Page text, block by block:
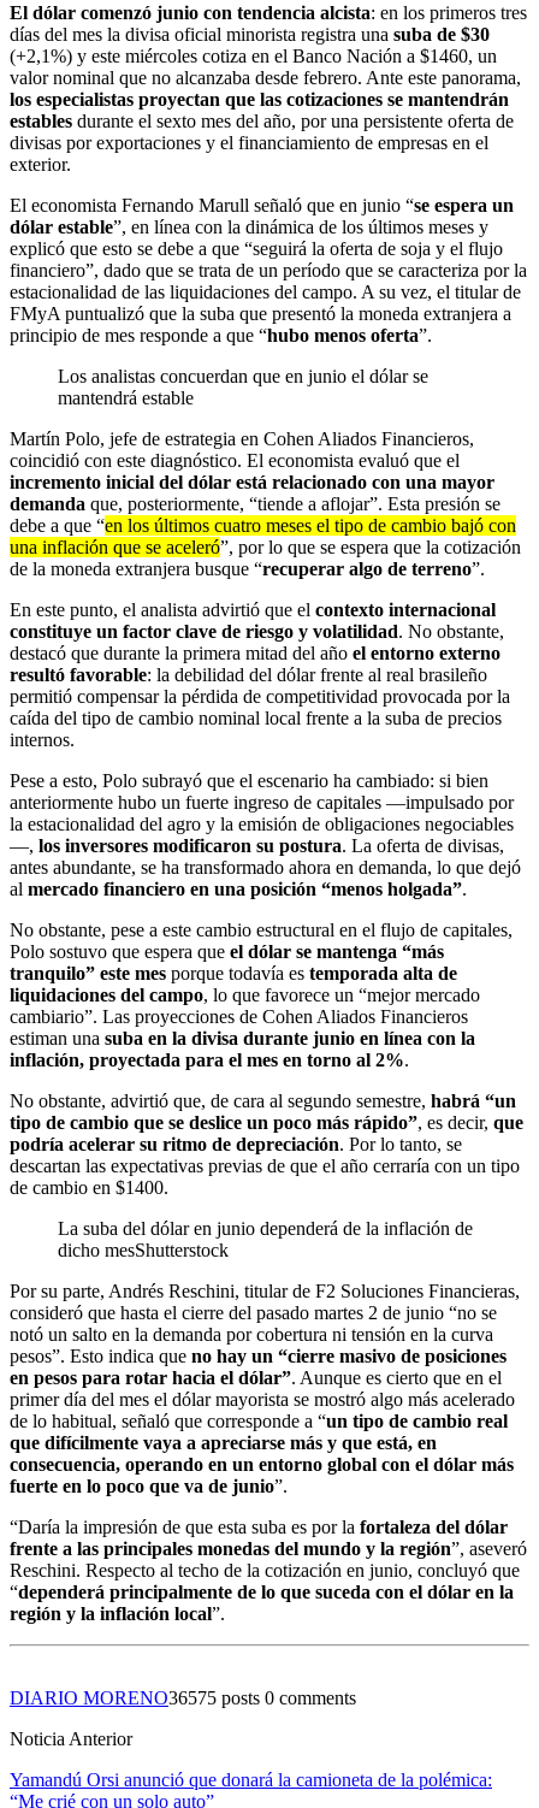
El dólar comenzó junio con tendencia alcista: en los primeros tres
días del mes la divisa oficial minorista registra una suba de $30
(+2,1%) y este miércoles cotiza en el Banco Nación a $1460, un
valor nominal que no alcanzaba desde febrero. Ante este panorama,
los especialistas proyectan que las cotizaciones se mantendrán
estables durante el sexto mes del año, por una persistente oferta de
divisas por exportaciones y el financiamiento de empresas en el
exterior.
El economista Fernando Marull señaló que en junio “se espera un
dólar estable”, en línea con la dinámica de los últimos meses y
explicó que esto se debe a que “seguirá la oferta de soja y el flujo
financiero”, dado que se trata de un período que se caracteriza por la
estacionalidad de las liquidaciones del campo. A su vez, el titular de
FMyA puntualizó que la suba que presentó la moneda extranjera a
principio de mes responde a que “hubo menos oferta”.
Los analistas concuerdan que en junio el dólar se
mantendrá estable
Martín Polo, jefe de estrategia en Cohen Aliados Financieros,
coincidió con este diagnóstico. El economista evaluó que el
incremento inicial del dólar está relacionado con una mayor
demanda que, posteriormente, “tiende a aflojar”. Esta presión se
debe a que “en los últimos cuatro meses el tipo de cambio bajó con
una inflación que se aceleró”, por lo que se espera que la cotización
de la moneda extranjera busque “recuperar algo de terreno”.
En este punto, el analista advirtió que el contexto internacional
constituye un factor clave de riesgo y volatilidad. No obstante,
destacó que durante la primera mitad del año el entorno externo
resultó favorable: la debilidad del dólar frente al real brasileño
permitió compensar la pérdida de competitividad provocada por la
caída del tipo de cambio nominal local frente a la suba de precios
internos.
Pese a esto, Polo subrayó que el escenario ha cambiado: si bien
anteriormente hubo un fuerte ingreso de capitales —impulsado por
la estacionalidad del agro y la emisión de obligaciones negociables
—, los inversores modificaron su postura. La oferta de divisas,
antes abundante, se ha transformado ahora en demanda, lo que dejó
al mercado financiero en una posición “menos holgada”.
No obstante, pese a este cambio estructural en el flujo de capitales,
Polo sostuvo que espera que el dólar se mantenga “más
tranquilo” este mes porque todavía es temporada alta de
liquidaciones del campo, lo que favorece un “mejor mercado
cambiario”. Las proyecciones de Cohen Aliados Financieros
estiman una suba en la divisa durante junio en línea con la
inflación, proyectada para el mes en torno al 2%.
No obstante, advirtió que, de cara al segundo semestre, habrá “un
tipo de cambio que se deslice un poco más rápido”, es decir, que
podría acelerar su ritmo de depreciación. Por lo tanto, se
descartan las expectativas previas de que el año cerraría con un tipo
de cambio en $1400.
La suba del dólar en junio dependerá de la inflación de
dicho mesShutterstock
Por su parte, Andrés Reschini, titular de F2 Soluciones Financieras,
consideró que hasta el cierre del pasado martes 2 de junio “no se
notó un salto en la demanda por cobertura ni tensión en la curva
pesos”. Esto indica que no hay un “cierre masivo de posiciones
en pesos para rotar hacia el dólar”. Aunque es cierto que en el
primer día del mes el dólar mayorista se mostró algo más acelerado
de lo habitual, señaló que corresponde a “un tipo de cambio real
que difícilmente vaya a apreciarse más y que está, en
consecuencia, operando en un entorno global con el dólar más
fuerte en lo poco que va de junio”.
“Daría la impresión de que esta suba es por la fortaleza del dólar
frente a las principales monedas del mundo y la región”, aseveró
Reschini. Respecto al techo de la cotización en junio, concluyó que
“dependerá principalmente de lo que suceda con el dólar en la
región y la inflación local”.
DIARIO MORENO36575 posts 0 comments
Noticia Anterior
Yamandú Orsi anunció que donará la camioneta de la polémica:
“Me crié con un solo auto”